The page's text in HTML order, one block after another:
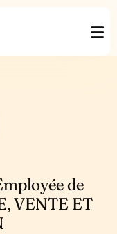
de
VENTE ET